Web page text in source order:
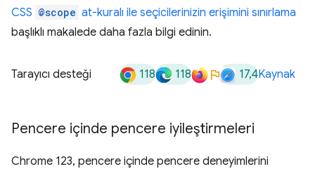
CSS @scope at-kuralı ile seçicilerinizin erişimini sınırlama
başlıklı makalede daha fazla bilgi edinin.
Tarayıcı desteği 118 118 17,4Kaynak
Pencere içinde pencere iyileştirmeleri
Chrome 123, pencere içinde pencere deneyimlerini